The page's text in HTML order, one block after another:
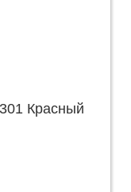
Красный